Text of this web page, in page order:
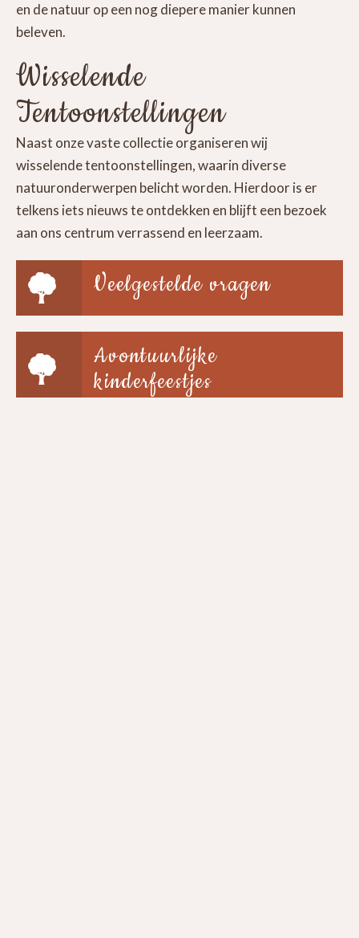
en de natuur op een nog diepere manier kunnen
beleven.
Wisselende
Tentoonstellingen
Naast onze vaste collectie organiseren wij
wisselende tentoonstellingen, waarin diverse
natuuronderwerpen belicht worden. Hierdoor is er
telkens iets nieuws te ontdekken en blijft een bezoek
aan ons centrum verrassend en leerzaam.
Veelgestelde vragen
Avontuurlijke
kinderfeestjes